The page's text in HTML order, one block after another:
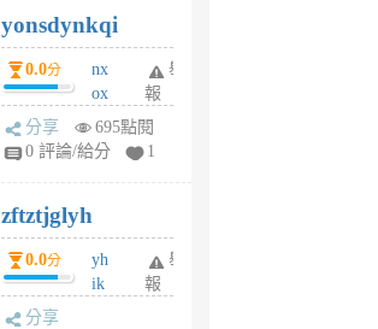
6
個
月
前
yonsdynkqi
0.0分
nx
ox
rh
pe
月
前
舉
報
分享
695點閱
0 評論/給分
1
zftztjglyh
0.0分
yh
ik
舉
報
分享